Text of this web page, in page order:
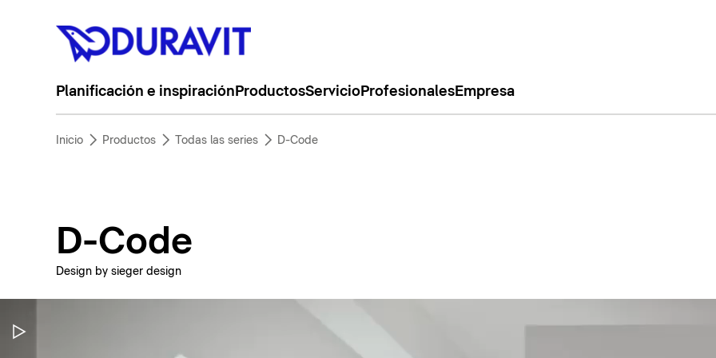
Planificación e inspiración ProductosServicioProfesionalesEmpresa
Inicio Productos Todas las series D-Code
D-Code
Design by sieger design
Pausar vídeo